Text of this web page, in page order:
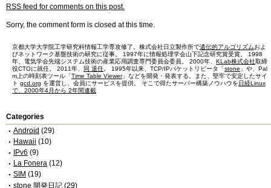
RSS feed for comments on this post.
Sorry, the comment form is closed at this time.
京都大学大学院工学研究科情報工学専攻修了。株式会社日立製作所で遺伝的アルゴリズムおよ
びネットワーク基盤技術の研究に従事。 1997年に情報処理学会山下記念研究賞受賞。 1998
年、電気学会先端システム技術の産業応用調査専門委員会委員。 2000年、 KLab株式会社取締
役CTOに就任。 2011年、
同 退任 。 1995年以来、TCP/IPパケットリピータ「stone 」や、Pal
m上の時刻表ツール「Time Table Viewer」などを開発・発表する。また、堅牢で安定したサイ
ト gcd.org を運営し、会員にサービスを提供。 そこで得たサーバー構築ノウハウを日経Linux
で、2000年4月から 2年間連載
Categories
Android (29)
Hawaii (10)
IPv6 (9)
La Fonera (12)
SIM (19)
stone 開発日記 (29)